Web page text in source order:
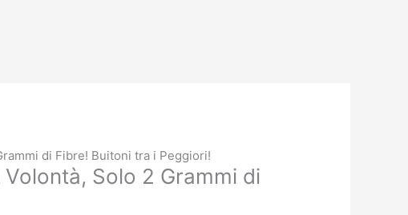
di Fibre! Buitoni tra i Peggiori!
Solo 2 Grammi di